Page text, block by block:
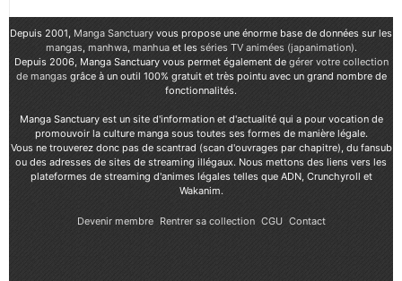
Depuis 2001, Manga Sanctuary vous propose une énorme base de données sur les
mangas, manhwa, manhuaet les séries TV animées (japanimation).
Depuis 2006, Manga Sanctuary vous permet également de gérer votre collection
de mangasgrâce à un outil 100% gratuit et très pointu avec un grand nombre de
fonctionnalités.
Manga Sanctuary est un site d'information et d'actualité qui a pour vocation de
promouvoir la culture manga sous toutes ses formes de manière légale.
Vous ne trouverez donc pas de scantrad (scan d'ouvrages par chapitre), du fansub
ou des adresses de sites de streaming illégaux. Nous mettons des liens vers les
plateformes de streaming d'animes légales telles que ADN, Crunchyroll et
Wakanim.
Devenir membre Rentrer sa collection CGU Contact